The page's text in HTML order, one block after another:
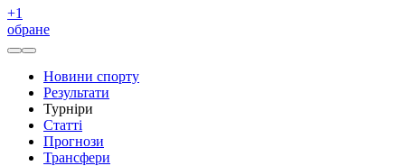
+1
обране
Новини спорту
Результати
Турніри
Статті
Прогнози
Трансфери